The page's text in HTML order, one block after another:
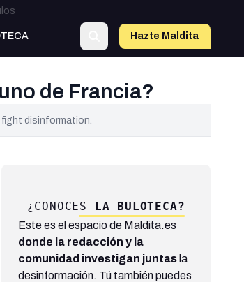
Hazte Maldita
de Francia?
disinformation.
¿CONOCES LA BULOTECA?
Este es el espacio de Maldita.es
donde la redacción y la
comunidad investigan juntasla
desinformación. Tú también puedes